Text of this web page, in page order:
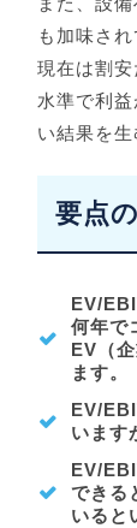
も加味され
現在は割
水準で利
い結果を生
要点
EV/
何年で
EV（
ます。
EV/
います
EV/
できる
いると